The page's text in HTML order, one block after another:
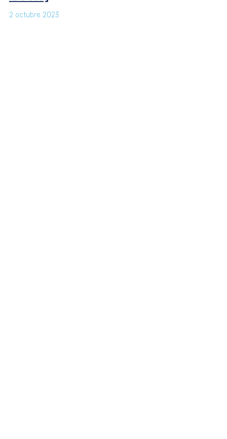
2 octubre 2023